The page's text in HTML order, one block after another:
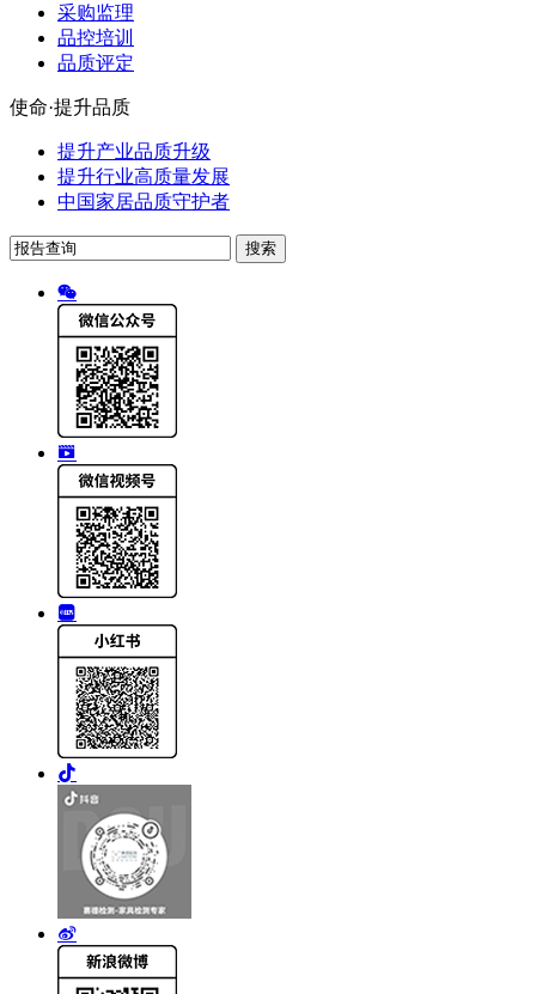
采购监理
品控培训
品质评定
使命·提升品质
提升产业品质升级
提升行业高质量发展
中国家居品质守护者
搜索